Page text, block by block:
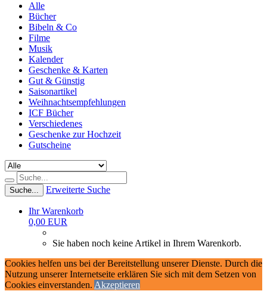
Alle
Bücher
Bibeln & Co
Filme
Musik
Kalender
Geschenke & Karten
Gut & Günstig
Saisonartikel
Weihnachtsempfehlungen
ICF Bücher
Verschiedenes
Geschenke zur Hochzeit
Gutscheine
Suche... Erweiterte Suche
Ihr Warenkorb
0,00 EUR
Sie haben noch keine Artikel in Ihrem Warenkorb.
Cookies helfen uns bei der Bereitstellung unserer Dienste. Durch die
Nutzung unserer Internetseite erklären Sie sich mit dem Setzen von
Cookies einverstanden. Akzeptieren